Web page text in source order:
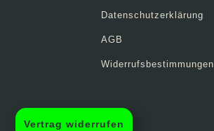
Datenschutzerklärung
AGB
Widerrufsbestimmungen
Vertrag widerrufen